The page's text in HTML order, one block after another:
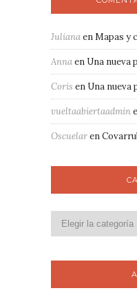
JulianaenMapas y
Annaen Una nueva
Coris en Una nueva
vueltaabiertaadmin
Oscuelaren